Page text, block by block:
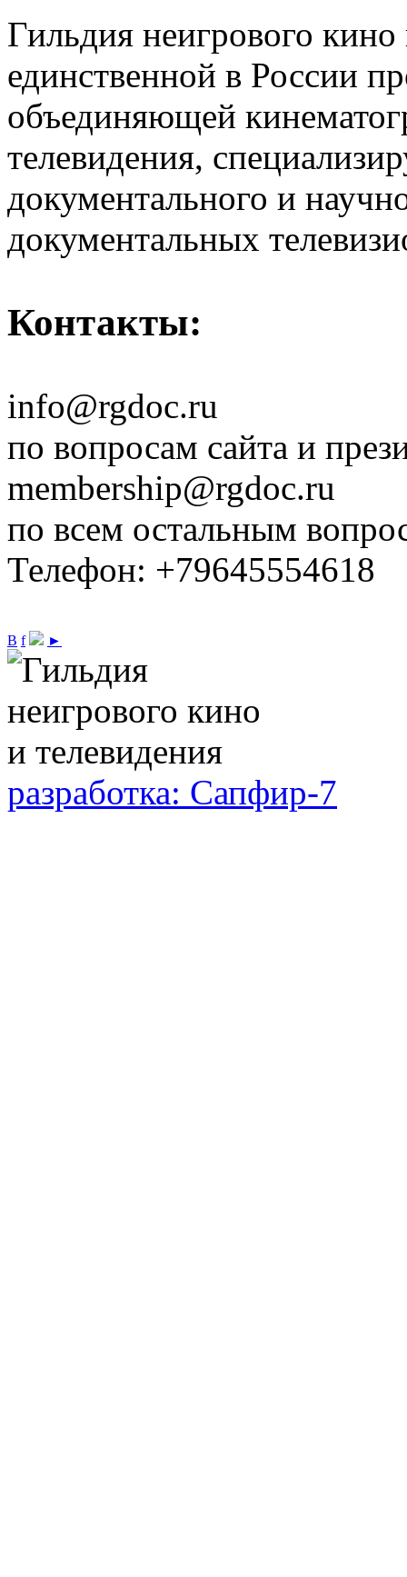
Гильдия неигрового кино
единственной в России
объединяющей
телевидения,
документального и
документальных
Контакты:
info@rgdoc.ru
по вопросам сайта и
membership@rgdoc.ru
по всем остальным
Телефон: +79645554618
В f ►
разработка: Сапфир-7